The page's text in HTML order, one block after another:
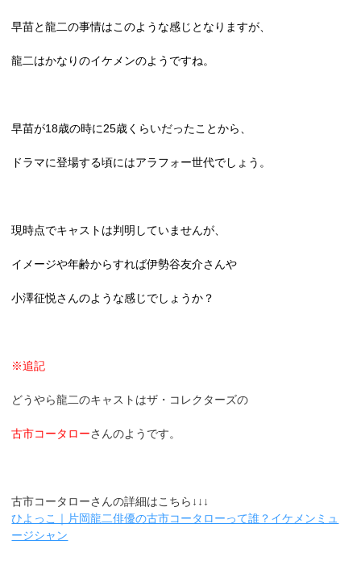
早苗と龍二の事情はこのような感じとなりますが、
龍二はかなりのイケメンのようですね。
早苗が18歳の時に25歳くらいだったことから、
ドラマに登場する頃にはアラフォー世代でしょう。
現時点でキャストは判明していませんが、
イメージや年齢からすれば伊勢谷友介さんや
小澤征悦さんのような感じでしょうか？
※追記
どうやら龍二のキャストはザ・コレクターズの
古市コータローさんのようです。
古市コータローさんの詳細はこちら↓↓↓
ひよっこ｜片岡龍二俳優の古市コータローって誰？イケメンミュ
ージシャン